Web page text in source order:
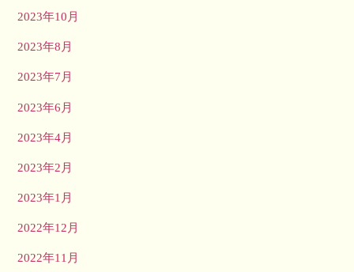
2023年10月
2023年8月
2023年7月
2023年6月
2023年4月
2023年2月
2023年1月
2022年12月
2022年11月